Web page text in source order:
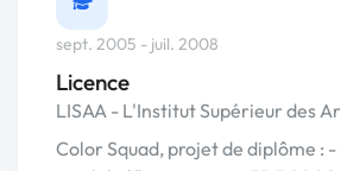
sept. 2005 - juil. 2008
Licence
LISAA - L'Institut Supérieur des
Color Squad, projet de diplôme :